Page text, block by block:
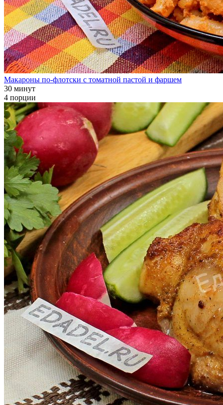
Макароны по-флотски с томатной пастой и фаршем
30 минут
4 порции